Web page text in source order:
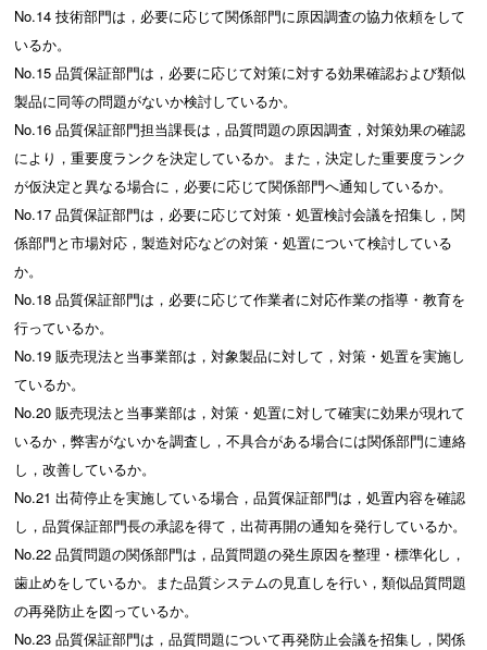
No.14 技術部門は，必要に応じて関係部門に原因調査の協力依頼をして
いるか。
No.15 品質保証部門は，必要に応じて対策に対する効果確認および類似
製品に同等の問題がないか検討しているか。
No.16 品質保証部門担当課長は，品質問題の原因調査，対策効果の確認
により，重要度ランクを決定しているか。また，決定した重要度ランク
が仮決定と異なる場合に，必要に応じて関係部門へ通知しているか。
No.17 品質保証部門は，必要に応じて対策・処置検討会議を招集し，関
係部門と市場対応，製造対応などの対策・処置について検討している
か。
No.18 品質保証部門は，必要に応じて作業者に対応作業の指導・教育を
行っているか。
No.19 販売現法と当事業部は，対象製品に対して，対策・処置を実施し
ているか。
No.20 販売現法と当事業部は，対策・処置に対して確実に効果が現れて
いるか，弊害がないかを調査し，不具合がある場合には関係部門に連絡
し，改善しているか。
No.21 出荷停止を実施している場合，品質保証部門は，処置内容を確認
し，品質保証部門長の承認を得て，出荷再開の通知を発行しているか。
No.22 品質問題の関係部門は，品質問題の発生原因を整理・標準化し，
歯止めをしているか。また品質システムの見直しを行い，類似品質問題
の再発防止を図っているか。
No.23 品質保証部門は，品質問題について再発防止会議を招集し，関係